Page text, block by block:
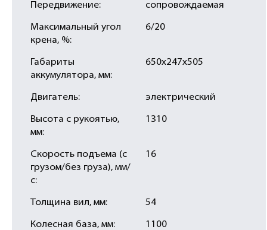
Передвижение: сопровождаемая
Максимальный угол
крена, %:
6/20
Габариты
аккумулятора, мм:
650х247х505
Двигатель: электрический
Высота с рукоятью,
мм:
1310
Скорость подъема (с
грузом/без груза), мм/
с:
16
Толщина вил, мм: 54
Колесная база, мм: 1100